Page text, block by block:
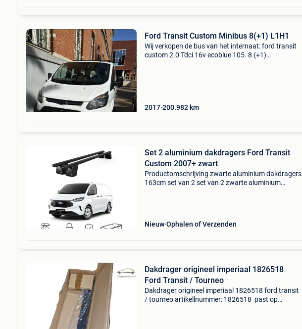
Ford Transit Custom Minibus 8(+1) L1H1
Wij verkopen de bus van het internaat: ford transit
custom 2.0 Tdci 16v ecoblue 105. 8 (+1)
2017 200.982 km
Set 2 aluminium dakdragers Ford Transit
Custom 2007+ zwart
Productomschrijving zwarte aluminium dakdragers
163cm set van 2 set van 2 zwarte aluminium
Nieuw Ophalen of Verzenden
Dakdrager origineel imperiaal 1826518
Ford Transit / Tourneo
Dakdrager origineel imperiaal 1826518 ford transit
/ tourneo artikellnummer: 1826518 past op